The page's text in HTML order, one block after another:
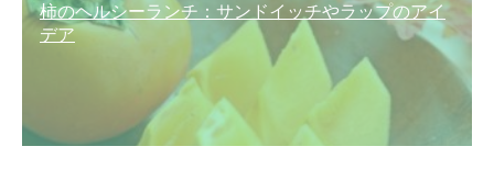
柿のヘルシーランチ：サンドイッチやラップのアイ
デア